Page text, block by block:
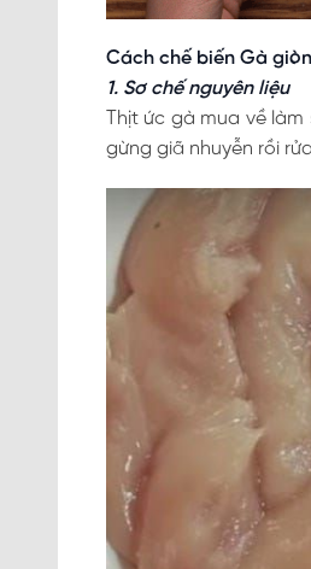
Cách chế biến Gà
1. Sơ chế nguyên liệu
Thịt ức gà mua về
gừng giã nhuyễn rồi